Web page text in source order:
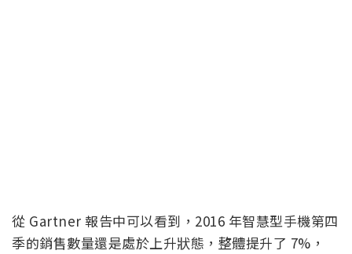
從 Gartner 報告中可以看到，2016 年智慧型手機第四
季的銷售數量還是處於上升狀態，整體提升了 7%，